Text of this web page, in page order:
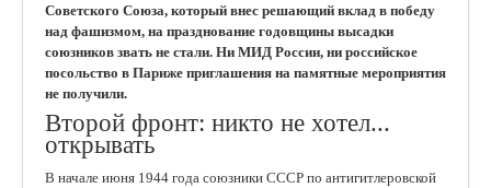
Советского Союза, который внес решающий вклад в победу
над фашизмом, на празднование годовщины высадки
союзников звать не стали. Ни МИД России, ни российское
посольство в Париже приглашения на памятные мероприятия
не получили.
Второй фронт: никто не хотел...
открывать
В начале июня 1944 года союзники СССР по антигитлеровской